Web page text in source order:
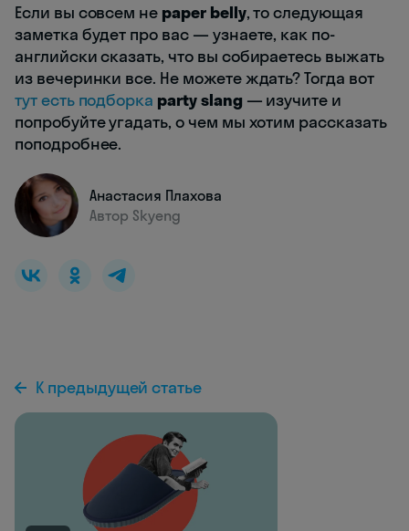
Если вы совсем не paper belly, то следующая
заметка будет про вас — узнаете, как по-
английски сказать, что вы собираетесь выжать
из вечеринки все. Не можете ждать? Тогда вот
тут есть подборка party slang — изучите и
попробуйте угадать, о чем мы хотим рассказать
поподробнее.
Анастасия Плахова
Автор Skyeng
К предыдущей статье